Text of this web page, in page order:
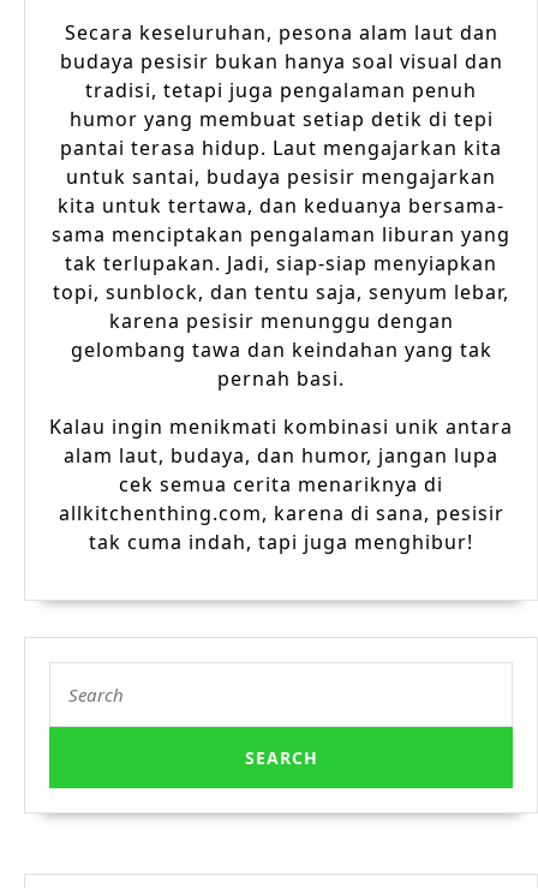
Secara keseluruhan, pesona alam laut dan
budaya pesisir bukan hanya soal visual dan
tradisi, tetapi juga pengalaman penuh
humor yang membuat setiap detik di tepi
pantai terasa hidup. Laut mengajarkan kita
untuk santai, budaya pesisir mengajarkan
kita untuk tertawa, dan keduanya bersama-
sama menciptakan pengalaman liburan yang
tak terlupakan. Jadi, siap-siap menyiapkan
topi, sunblock, dan tentu saja, senyum lebar,
karena pesisir menunggu dengan
gelombang tawa dan keindahan yang tak
pernah basi.
Kalau ingin menikmati kombinasi unik antara
alam laut, budaya, dan humor, jangan lupa
cek semua cerita menariknya di
allkitchenthing.com, karena di sana, pesisir
tak cuma indah, tapi juga menghibur!
for: